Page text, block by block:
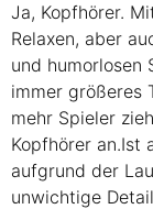
Ja, Kopfhörer.
Relaxen, aber
und humorlosen
immer größeres
mehr Spieler
Kopfhörer an.Ist
aufgrund der
unwichtige